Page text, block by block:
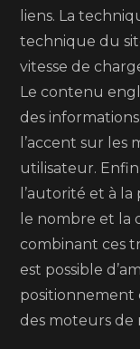
liens. La
technique du
vitesse de
Le contenu
des
l’accent sur les
utilisateur.
l’autorité et à
le nombre et la
combinant ces
est possible
positionnement
des moteurs de